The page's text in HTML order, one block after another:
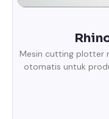
Mesin cutting plotter
otomatis untuk